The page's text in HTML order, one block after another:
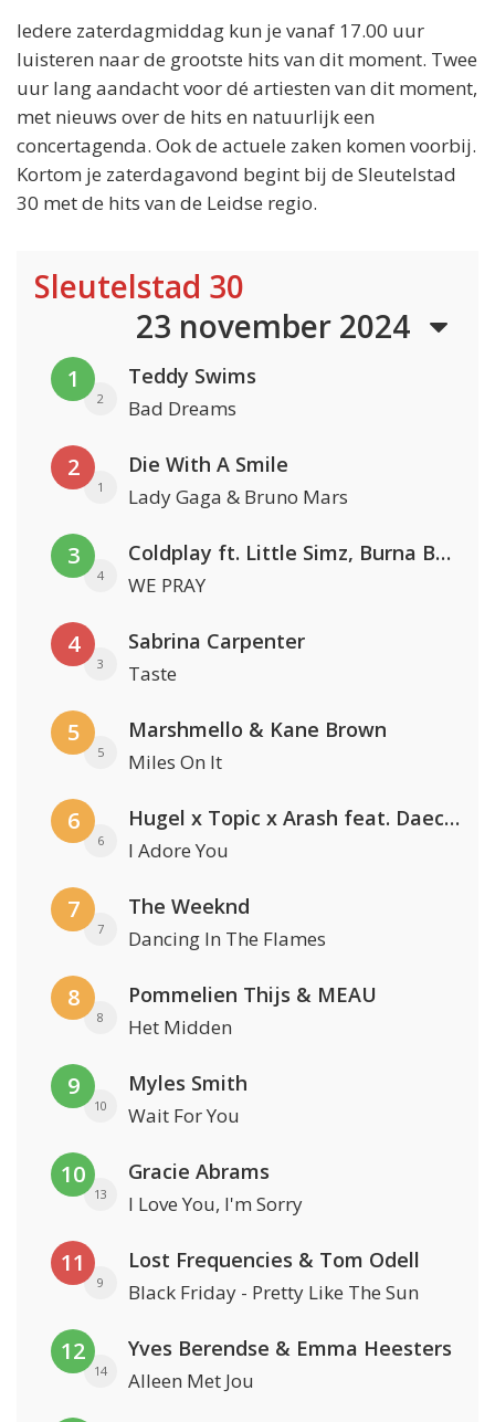
Iedere zaterdagmiddag kun je vanaf 17.00 uur
luisteren naar de grootste hits van dit moment. Twee
uur lang aandacht voor dé artiesten van dit moment,
met nieuws over de hits en natuurlijk een
concertagenda. Ook de actuele zaken komen voorbij.
Kortom je zaterdagavond begint bij de Sleutelstad
30 met de hits van de Leidse regio.
Sleutelstad 30
23 november 2024
1
2
Teddy Swims
Bad Dreams
2
1
Die With A Smile
Lady Gaga & Bruno Mars
3
4
Coldplay ft. Little Simz, Burna Boy, Elyanna & Tini
WE PRAY
4
3
Sabrina Carpenter
Taste
5
5
Marshmello & Kane Brown
Miles On It
6
6
Hugel x Topic x Arash feat. Daecolm
I Adore You
7
7
The Weeknd
Dancing In The Flames
8
8
Pommelien Thijs & MEAU
Het Midden
9
10
Myles Smith
Wait For You
10
13
Gracie Abrams
I Love You, I'm Sorry
11
9
Lost Frequencies & Tom Odell
Black Friday - Pretty Like The Sun
12
14
Yves Berendse & Emma Heesters
Alleen Met Jou